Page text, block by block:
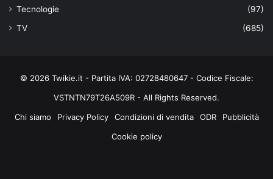
Tecnologie
(97)
TV
(685)
© 2026 Twikie.it - Partita IVA: 02728480647 - Codice Fiscale:
VSTNTN79T26A509R - All Rights Reserved.
Chi siamo
Privacy Policy Condizioni di vendita ODR
Pubblicità
Cookie policy